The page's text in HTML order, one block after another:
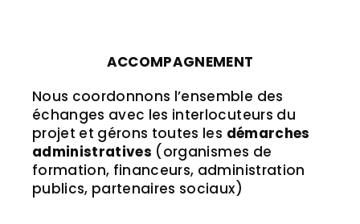
ACCOMPAGNEMENT
Nous coordonnons l’ensemble des
échanges avec les interlocuteurs du
projet et gérons toutes les démarches
administratives (organismes de
formation, financeurs, administration
publics, partenaires sociaux)